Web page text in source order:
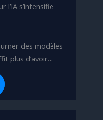
l’IA s’intensifie
des modèles
plus d’avoir…